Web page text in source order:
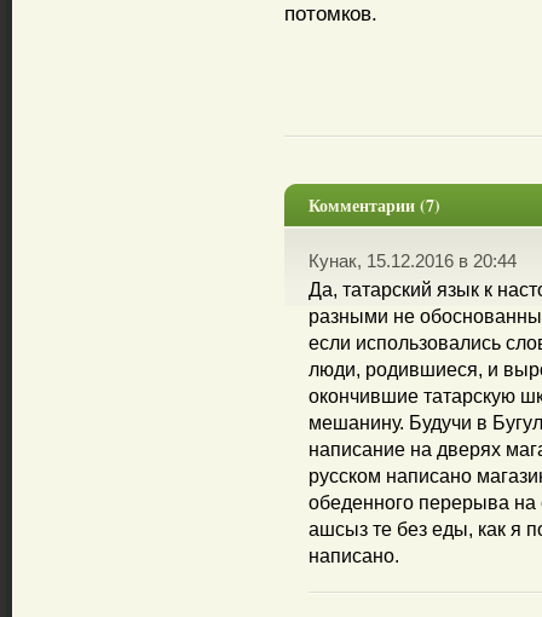
потомков.
Комментарии (7)
Кунак, 15.12.2016 в 20:44
Да, татарский язык к
разными не
если использовались
люди, родившиеся, и
окончившие татарскую
мешанину. Будучи в
написание на дверях
русском написано
обеденного перерыва на
ашсыз те без еды, как я
написано.